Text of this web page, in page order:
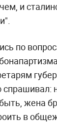
и
по
спрашивал:
жена
в